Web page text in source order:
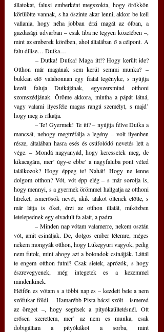
állatokat, falusi emberként megszokta, hogy örökkön
körülötte vannak, s ha őszinte akar lenni, akkor be kell
vallania, hogy néha jobban érzi magát az ólban, a
gazdasági udvarban – csak liba ne legyen közelében –,
mint az emberek körében, ahol általában ő a célpont. A
falu dilise… Dutka…
Otthon már magának sem kerül semmi munka? –
bukkan elő valahonnan egy fiatal legényke, s nyújtja
kezét faluja Dutkájának, egyszersmind otthoni
szomszédjának. Öröme akkora, mintha a pápát látná,
vagy valami ilyesféle magas rangú személyt, s majd’
hogy meg is ríkatja.
mancsát, nehogy megtréfálja a legény – volt ilyenben
része, általában hasra esés és csúfolódó nevetés lett a
vége. – Mondá nagyanyád, hogy keresselek meg, de
kikacagám, mer’ úgy-e ebbe’ a nagyfaluba pont véled
találkozok? Hogy éppeg te! Nahát! Hogy ne lenne
dolgom otthon? Vót, vót épp elég – s már sorolja is,
hogy mennyi, s a gyermek örömmel hallgatja az otthoni
híreket, ismerősök nevét, akik alakot öltenek előtte, s
már látja is őket, érzi az otthon illatát, miközben
letelepednek egy elvadult fa alatt, a padra.
vót, amit csináljak. De, dolgos ember létemre, méges
nekem mongyák otthon, hogy Lükegyuri vagyok, pedig
nem futok, mint ahogy azt a bolondok csinájják. Láttál
te engem otthon futni? Csak sietek, aprózók, s hogy
észrevegyenek, még integetek es a kezemmel
mindenkinek.
Hétfőn es vótam s a többi nap es – kezdett bele a nem
szófukar földi. – Hamarébb Pista bácsi szólt – ismered
az öreget –, hogy segítsek a pityókaültetésnél. Ott
erősen szerettem, mer’ az nem es munka, csak
dobigáltam a pityókákot a sorba, mint